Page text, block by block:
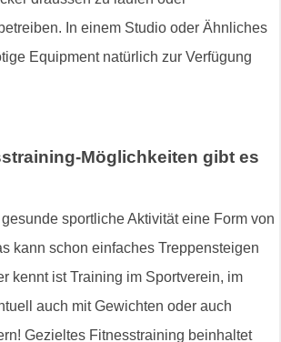
In einem Studio oder Ähnliches
Equipment natürlich zur Verfügung
Möglichkeiten gibt es
sportliche Aktivität eine Form von
kann schon einfaches Treppensteigen
kennt ist Training im Sportverein, im
auch mit Gewichten oder auch
Gezieltes Fitnesstraining beinhaltet